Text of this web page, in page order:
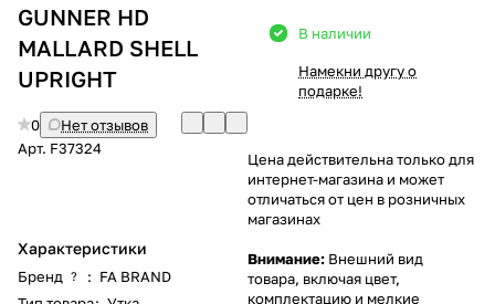
GUNNER HD
MALLARD SHELL
UPRIGHT
0
Нет отзывов
Арт. F37324
Характеристики
Бренд ? : FA BRAND
В наличии
Намекни другу о
подарке!
Цена действительна только для
интернет-магазина и может
отличаться от цен в розничных
магазинах
Внимание: Внешний вид
товара, включая цвет,
комплектацию и мелкие